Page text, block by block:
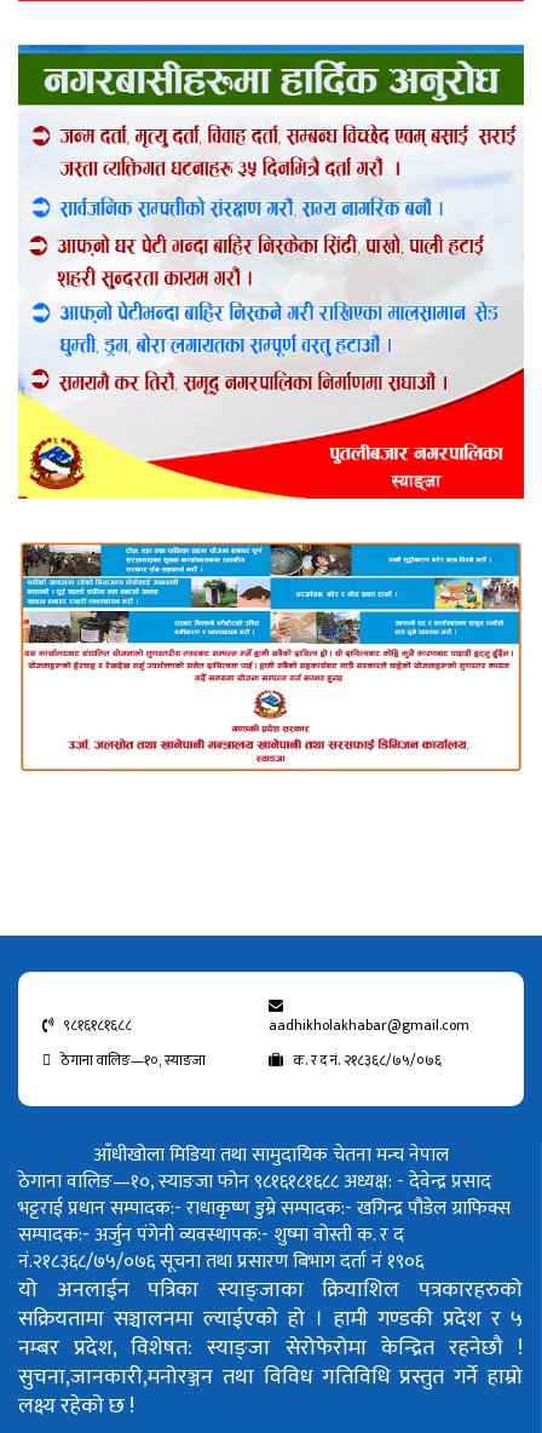
९८१६१८१६८८
aadhikholakhabar@gmail.com
ठेगाना वालिङ—१०, स्याङजा
क. र द नं. २१८३६८/७५/०७६
आँधीखोला मिडिया तथा सामुदायिक चेतना मन्च नेपाल
ठेगाना वालिङ—१०, स्याङजा फोन ९८१६१८१६८८अध्यक्ष: - देवेन्द्र प्रसाद
भट्टराईप्रधान सम्पादक:- राधाकृष्ण डुम्रेसम्पादक:- खगिन्द्र पौडेलग्राफिक्स
सम्पादक:- अर्जुन पंगेनीव्यवस्थापक:- शुष्मा वोस्तीक. र द
नं.२१८३६८/७५/०७६सूचना तथा प्रसारण बिभाग दर्ता नं १९०६
यो अनलाईन पत्रिका स्याङ्जाका क्रियाशिल पत्रकारहरुको
सक्रियतामा सञ्चालनमा ल्याईएको हो । हामी गण्डकी प्रदेश र ५
नम्बर प्रदेश, विशेषत: स्याङ्जा सेरोफेरोमा केन्द्रित रहनेछौ !
सुचना,जानकारी,मनोरञ्जन तथा विविध गतिविधि प्रस्तुत गर्ने हाम्रो
लक्ष्य रहेको छ !